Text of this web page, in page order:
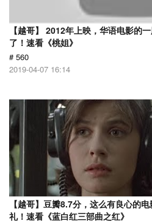
【越哥】 2012年上映，华语电影的
了！速看《桃姐》
# 560
2019-04-07 16:14
【越哥】豆瓣8.7分，这么有良心的
礼！速看《蓝白红三部曲之红》